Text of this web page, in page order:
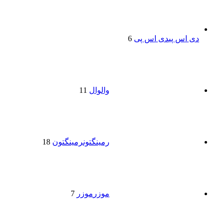
دی اس پیدی اس پی 6
والوال 11
رمینگتونرمینگتون 18
موزر موزر 7